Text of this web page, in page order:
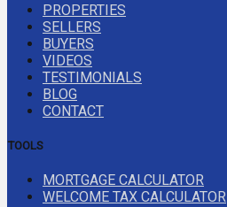
PROPERTIES
SELLERS
BUYERS
VIDEOS
TESTIMONIALS
BLOG
CONTACT
TOOLS
MORTGAGE CALCULATOR
WELCOME TAX CALCULATOR